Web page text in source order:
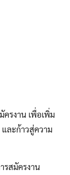
ครงาน เพื่อเพิ่ม
และก้าวสู่ความ
รสมัครงาน